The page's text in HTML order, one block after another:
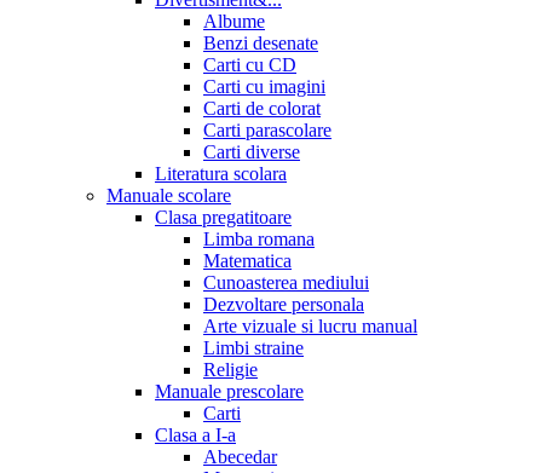
Albume
Benzi desenate
Carti cu CD
Carti cu imagini
Carti de colorat
Carti parascolare
Carti diverse
Literatura scolara
Manuale scolare
Clasa pregatitoare
Limba romana
Matematica
Cunoasterea mediului
Dezvoltare personala
Arte vizuale si lucru manual
Limbi straine
Religie
Manuale prescolare
Carti
Clasa a I-a
Abecedar